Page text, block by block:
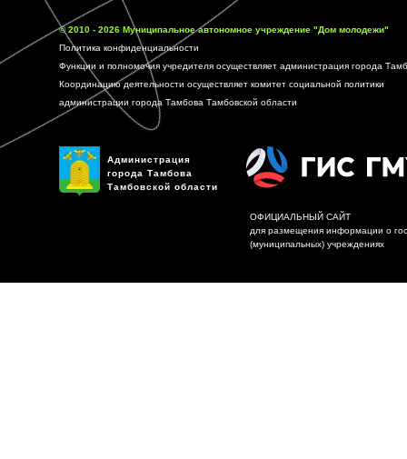
Администрация
города Тамбова
Тамбовской области
© 2010 - 2026 Муниципальное автономное учреждение "Дом молодежи"
Политика конфиденциальности
Функции и полномочия учредителя осуществляет администрация города
Координацию деятельности осуществляет комитет социальной политики
администрации города Тамбова Тамбовской области
ОФИЦИАЛЬНЫЙ САЙТ
для размещения информации о
(муниципальных) учреждениях